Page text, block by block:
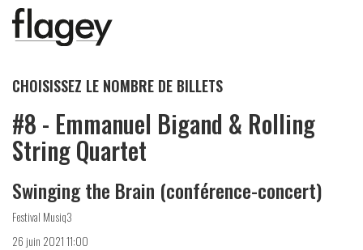
CHOISISSEZ LE NOMBRE DE BILLETS
#8 - Emmanuel Bigand & Rolling
String Quartet
Swinging the Brain (conférence-concert)
Festival Musiq3
26 juin 2021 11:00